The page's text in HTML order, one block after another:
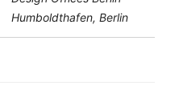
Humboldthafen, Berlin